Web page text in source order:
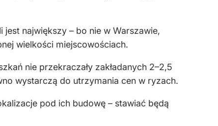
największy – bo nie w Warszawie,
wielkości miejscowościach.
nie przekraczały zakładanych 2–2,5
wystarczą do utrzymania cen w ryzach.
pod ich budowę – stawiać będą